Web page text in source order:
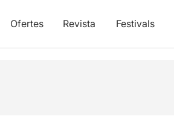
Ofertes Revista Festivals